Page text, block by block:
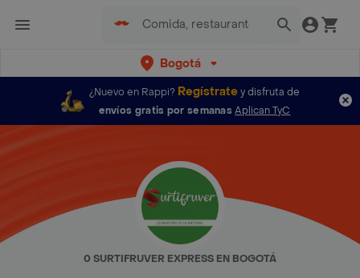
Bogotá
¿Nuevo en Rappi? Regístratey disfruta de
envíos gratis por semanas Aplican TyC
0 SURTIFRUVER EXPRESS EN BOGOTÁ